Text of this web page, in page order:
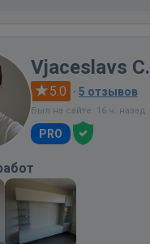
Vjaceslavs C.
5.0 · 5 отзывов
Был на сайте: 16 ч. назад
PRO